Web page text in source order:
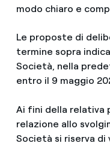
modo chiaro e
Le proposte di
termine sopra
Società, nella
entro il 9 maggio
Ai fini della relativa
relazione allo
Società si riserva